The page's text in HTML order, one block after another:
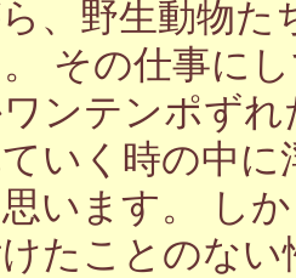
、野生動物
その仕事に
ンテンポず
いく時の中
います。 し
たことのな